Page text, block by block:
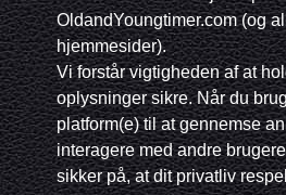
OldandYoungtimer.com (og
hjemmesider).
Vi forstår vigtigheden af at
oplysninger sikre. Når du
platform(e) til at gennemse
interagere med andre
sikker på, at dit privatliv